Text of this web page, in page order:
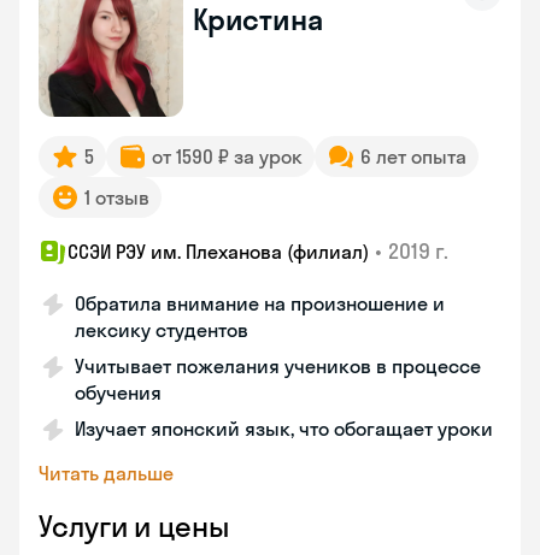
Кристина
5 от 1590 ₽ за урок
6 лет опыта
1 отзыв
ССЭИ РЭУ им. Плеханова (филиал) • 2019 г.
Обратила внимание на произношение и
лексику студентов
Учитывает пожелания учеников в процессе
обучения
Изучает японский язык, что обогащает уроки
Читать дальше
Услуги и цены